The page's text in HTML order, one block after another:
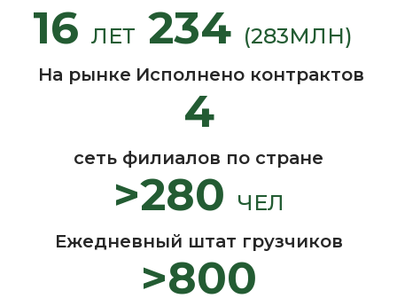
16 ЛЕТ
На рынке
234 (283МЛН)
Исполнено контрактов
4
сеть филиалов по стране
>280 ЧЕЛ
Ежедневный штат грузчиков
>800